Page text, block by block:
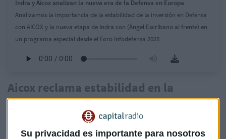
Su privacidad es importante para nosotros
Indra y Aicox analizan la nueva era de la Defensa en Europa
Analizamos la importancia de la estabilidad de la inversión en Defensa
con AICOX y la nueva etapa de Indra con (Ángel Escribano al frente) en
un programa especial desde el Foro Infodefensa 2025
Aicox reclama estabilidad en la
financiación de la Defensa
Ante los planes de la Unión Europea de invertir de manera
contundente en Defensa, el presidente de Aicox explica que